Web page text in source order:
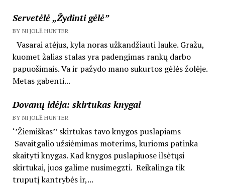
Servetėlė „Žydinti gėlė”
BY NIJOLĖ HUNTER
Vasarai atėjus, kyla noras užkandžiauti lauke. Gražu,
kuomet žalias stalas yra padengimas rankų darbo
papuošimais. Va ir pažydo mano sukurtos gėlės žolėje.
Metas gabenti...
Dovanų idėja: skirtukas knygai
BY NIJOLĖ HUNTER
‘’Žiemiškas’’ skirtukas tavo knygos puslapiams
Savaitgalio užsiėmimas moterims, kurioms patinka
skaityti knygas. Kad knygos puslapiuose ilsėtųsi
skirtukai, juos galime nusimegzti. Reikalinga tik
truputį kantrybės ir,...